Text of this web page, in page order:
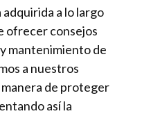
a lo largo
ofrecer consejos
mantenimiento de
a nuestros
de proteger
así la